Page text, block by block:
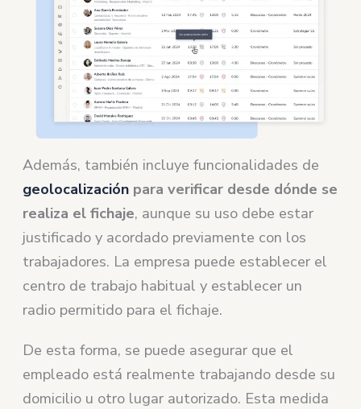
Además, también incluye funcionalidades de
geolocalización para verificar desde dónde se
realiza el fichaje, aunque su uso debe estar
justificado y acordado previamente con los
trabajadores. La empresa puede establecer el
centro de trabajo habitual y establecer un
radio permitido para el fichaje.
De esta forma, se puede asegurar que el
empleado está realmente trabajando desde su
domicilio u otro lugar autorizado. Esta medida